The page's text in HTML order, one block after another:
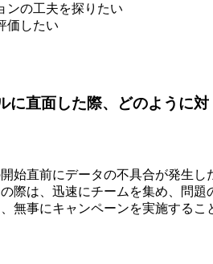
ンの工夫を探りたい
価したい
に直面した際、どのように対
始直前にデータの不具合が発生し
際は、迅速にチームを集め、問題
無事にキャンペーンを実施するこ